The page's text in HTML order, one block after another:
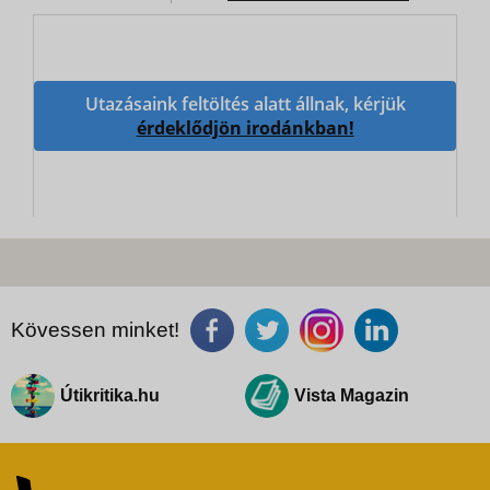
Utazásaink feltöltés alatt állnak, kérjük
érdeklődjön irodánkban!
Kövessen minket!
Útikritika.hu Vista Magazin